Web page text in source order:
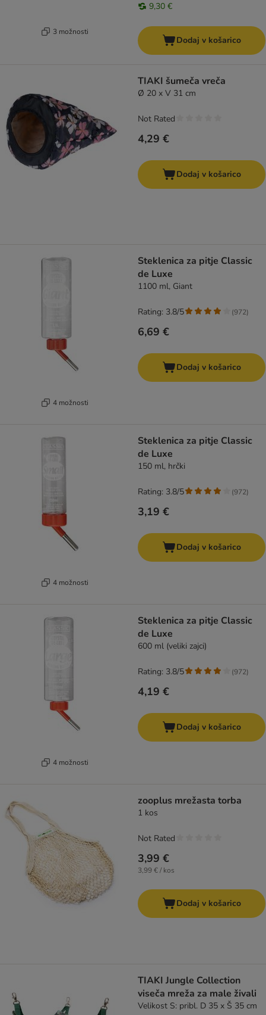
3 možnosti
9,30 €
Dodaj v košarico
TIAKI šumeča vreča
Ø 20 x V 31 cm
4,29 €
Not Rated
Dodaj v košarico
4 možnosti
Steklenica za pitje Classic
de Luxe
1100 ml, Giant
6,69 €
Rating: 3.8/5 (972)
Dodaj v košarico
4 možnosti
Steklenica za pitje Classic
de Luxe
150 ml, hrčki
3,19 €
Rating: 3.8/5 (972)
Dodaj v košarico
4 možnosti
Steklenica za pitje Classic
de Luxe
600 ml (veliki zajci)
4,19 €
Rating: 3.8/5 (972)
Dodaj v košarico
zooplus mrežasta torba
1 kos
3,99 €
3,99 € / kos
Not Rated
Dodaj v košarico
TIAKI Jungle Collection
viseča mreža za male živali
Velikost S: pribl. D 35 x Š 35 cm